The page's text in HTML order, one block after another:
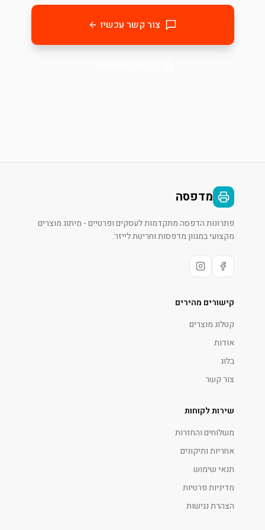
צור קשר עכשיו
מדפסה
פתרונות הדפסה מתקדמות לעסקים ופרטיים - מיתוג מוצרים
מקצועי במגוון מדפסות וחריטת לייזר.
קישורים מהירים
קטלוג מוצרים
אודות
בלוג
צור קשר
שירות לקוחות
משלוחים והחזרות
אחריות ותיקונים
תנאי שימוש
מדיניות פרטיות
הצהרת נגישות